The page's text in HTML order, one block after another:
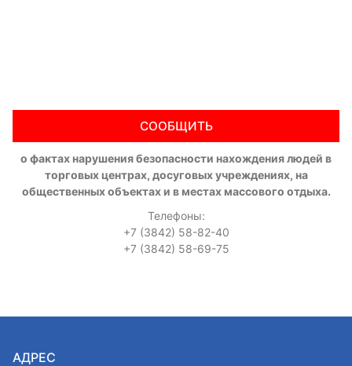
СООБЩИТЬ
о фактах нарушения безопасности нахождения людей в
торговых центрах, досуговых учреждениях, на
общественных объектах и в местах массового отдыха.
Телефоны:
+7 (3842) 58-82-40
+7 (3842) 58-69-75
АДРЕС